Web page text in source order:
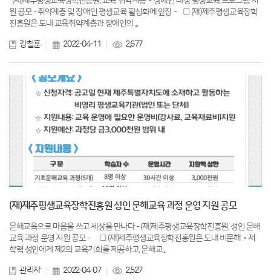
원 공모 - 취약계층 및 장애인 평생교육 활성화에 앞장 - □ (재)제주평생교육장학
진흥원은 도내 교육취약계층과 장애인의 ...
강철훈 2022-04-11 2,677
(재)제주평생교육장학진흥원 성인 문해교육 과정 운영 지원 공모
문해교육으로 마음을 쓰고 세상을 만나다 - (재)제주평생교육장학진흥원, 성인 문해
교육 과정 운영 지원 공모 - □ (재)제주평생교육장학진흥원은 도내 비문해‧저
학력 성인에게 제2의 교육기회를 제공하고, 문해교...
관리자 2022-04-07 2,527